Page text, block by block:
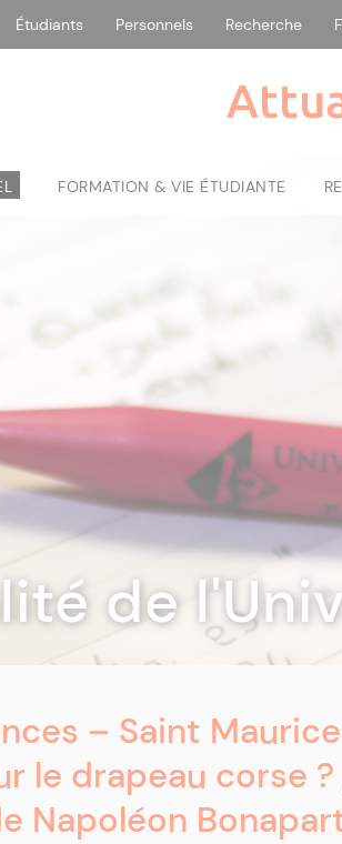
Étudiants Personnels Recherche
FORMATION & VIE ÉTUDIANTE
de
– Saint
le drapeau corse ?
Napoléon